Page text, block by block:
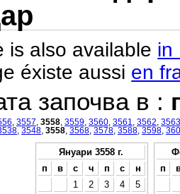
is also available in
éxiste aussi en
започва в :
3557 3558 3559 3560 3561 3562 3563
3548 3558 3568 3578 3588 3598
Януари 3558 г.
п
в с ч п с
н
1
2 3 4
5
п